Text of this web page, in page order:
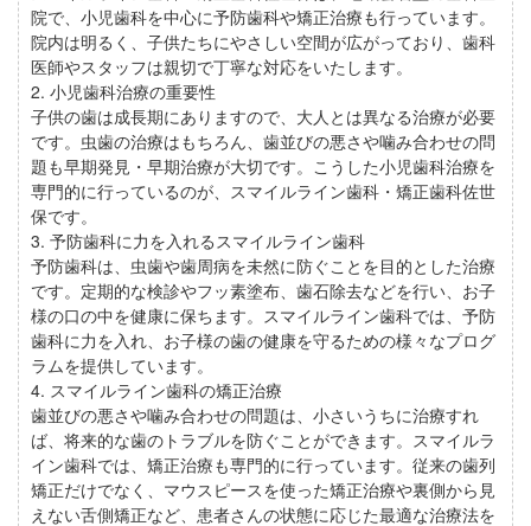
院で、小児歯科を中心に予防歯科や矯正治療も行っています。
院内は明るく、子供たちにやさしい空間が広がっており、歯科
医師やスタッフは親切で丁寧な対応をいたします。
2. 小児歯科治療の重要性
子供の歯は成長期にありますので、大人とは異なる治療が必要
です。虫歯の治療はもちろん、歯並びの悪さや噛み合わせの問
題も早期発見・早期治療が大切です。こうした小児歯科治療を
専門的に行っているのが、スマイルライン歯科・矯正歯科佐世
保です。
3. 予防歯科に力を入れるスマイルライン歯科
予防歯科は、虫歯や歯周病を未然に防ぐことを目的とした治療
です。定期的な検診やフッ素塗布、歯石除去などを行い、お子
様の口の中を健康に保ちます。スマイルライン歯科では、予防
歯科に力を入れ、お子様の歯の健康を守るための様々なプログ
ラムを提供しています。
4. スマイルライン歯科の矯正治療
歯並びの悪さや噛み合わせの問題は、小さいうちに治療すれ
ば、将来的な歯のトラブルを防ぐことができます。スマイルラ
イン歯科では、矯正治療も専門的に行っています。従来の歯列
矯正だけでなく、マウスピースを使った矯正治療や裏側から見
えない舌側矯正など、患者さんの状態に応じた最適な治療法を